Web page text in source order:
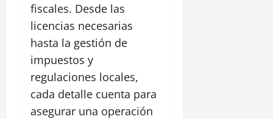
fiscales. Desde las
licencias necesarias
hasta la gestión de
impuestos y
regulaciones locales,
cada detalle cuenta para
asegurar una operación